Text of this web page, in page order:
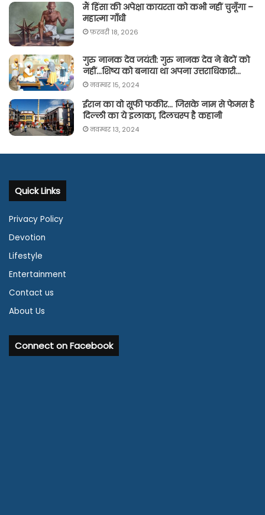
मैं हिंसा की अपेक्षा कायरता को कभी नहीं चुनूँगा –
महात्मा गाँधी
फ़रवरी 18, 2026
गुरु नानक देव जयंती: गुरु नानक देव ने बेटों को
नहीं…शिष्य को बनाया था अपना उत्तराधिकारी…
नवम्बर 15, 2024
ईरान का वो सूफी फकीर… जिसके नाम से फेमस है
दिल्ली का ये इलाका, दिलचस्प है कहानी
नवम्बर 13, 2024
Quick Links
Privacy Policy
Devotion
Lifestyle
Entertainment
Contact us
About Us
Connect on Facebook